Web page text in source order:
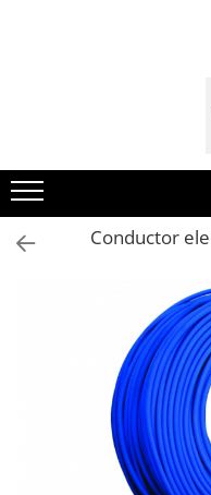
Conductori - Fy - Myf
Cabluri tip Cordon (MYYM)
Cabluri tip CYY-F
Cabluri tip N2XH Halogen
Cabluri tip NHXH E90
Cabluri Internet - TV
Cabluri Alarmă - Incendiu
Tablouri si Sigurante
Conductor